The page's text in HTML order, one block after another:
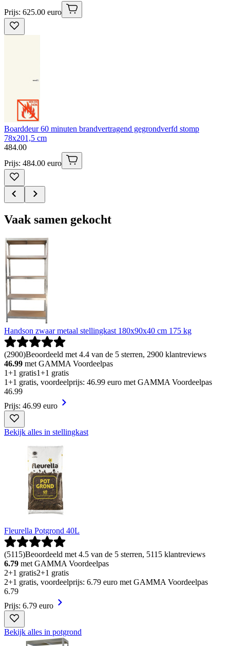
Prijs: 625.00 euro
Boarddeur 60 minuten brandvertragend gegrondverfd stomp
78x201,5 cm
484.00
Prijs: 484.00 euro
Vaak samen gekocht
Handson zwaar metaal stellingkast 180x90x40 cm 175 kg
(2900)Beoordeeld met 4.4 van de 5 sterren, 2900 klantreviews
46.99 met GAMMA Voordeelpas
1+1 gratis1+1 gratis
1+1 gratis, voordeelprijs: 46.99 euro met GAMMA Voordeelpas
46.99
Prijs: 46.99 euro
Bekijk alles in stellingkast
Fleurella Potgrond 40L
(5115)Beoordeeld met 4.5 van de 5 sterren, 5115 klantreviews
6.79 met GAMMA Voordeelpas
2+1 gratis2+1 gratis
2+1 gratis, voordeelprijs: 6.79 euro met GAMMA Voordeelpas
6.79
Prijs: 6.79 euro
Bekijk alles in potgrond